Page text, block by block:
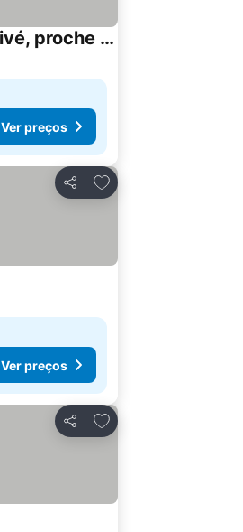
Suite avec 2 chambres d'hôtes pour 1 à 4 personnes avec terrasse, vue mer, parking privé, proche port et aéroport
Ver preços
Partilhar
Adicionar aos favoritos
Ver preços
Partilhar
Adicionar aos favoritos